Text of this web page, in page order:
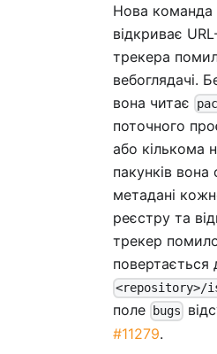
Нова команда
відкриває
трекера
вебоглядачі.
вона читає
поточного
або кількома
пакунків
метадані
реєстру та
трекер
повертається
<repository>/
поле
bugs
#11279.